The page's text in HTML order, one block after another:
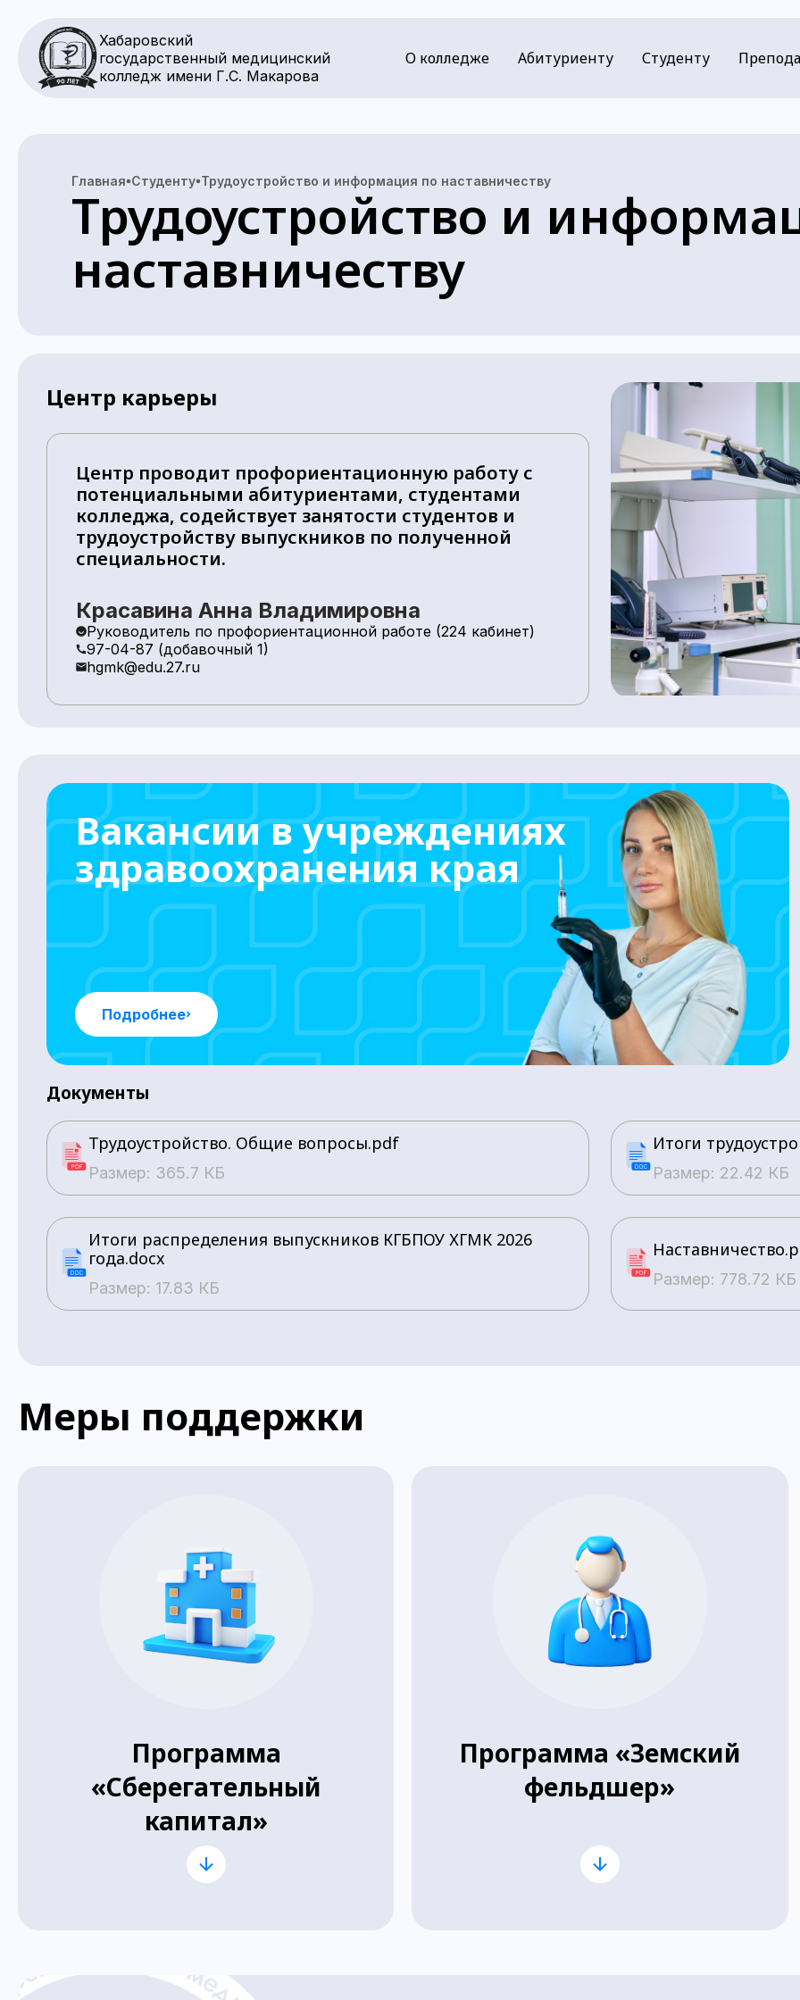
Хабаровский
государственный медицинский
колледж имени Г.С. Макарова
О колледже Абитуриенту Студенту
Главная Студенту Трудоустройство и информация по наставничеству
Трудоустройство и
наставничеству
Центр карьеры
Центр проводит профориентационную работу с
потенциальными абитуриентами, студентами
колледжа, содействует занятости студентов и
трудоустройству выпускников по полученной
специальности.
Красавина Анна Владимировна
Руководитель по профориентационной работе (224 кабинет)
97-04-87 (добавочный 1)
hgmk@edu.27.ru
Вакансии в учреждениях
здравоохранения края
Подробнее
Документы
Трудоустройство. Общие вопросы.pdf
Размер: 365.7 КБ
Итоги
Размер: 22.42 КБ
Итоги распределения выпускников КГБПОУ ХГМК 2026
года.docx
Размер: 17.83 КБ Размер: 778.72 КБ
Меры поддержки
Программа
«Сберегательный
капитал»
Для выпускников медицинских
профессиональное или высшее
Программа «Земский
фельдшер»
Для выпускников с дипломом
среднего медицинского